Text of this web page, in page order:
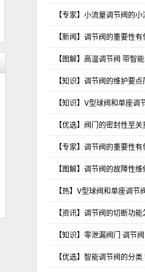
【专家】小流量调节阀的
【新闻】调节阀的重要性
【图解】高温调节阀 带智
【知识】调节阀的维护要
【知识】V型球阀和单座
【优选】阀门的密封性至
【专家】调节阀的重要性
【图解】调节阀的故障性
【热】V型球阀和单座调
【资讯】调节阀的切断功
【知识】零泄漏阀门 调节
【优选】智能调节阀的分